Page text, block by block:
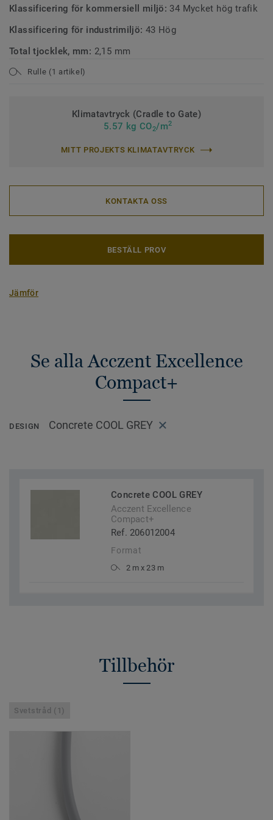
Klassificering för kommersiell miljö: 34 Mycket hög trafik
Klassificering för industrimiljö: 43 Hög
Total tjocklek, mm: 2,15 mm
Rulle (1 artikel)
Klimatavtryck (Cradle to Gate)
5.57 kg CO2/m2
MITT PROJEKTS KLIMATAVTRYCK
KONTAKTA OSS
BESTÄLL PROV
Jämför
Se alla Acczent Excellence
Compact+
DESIGN Concrete COOL GREY
Concrete COOL GREY
Acczent Excellence
Compact+
Ref. 206012004
Format
2 m x 23 m
Tillbehör
Svetstråd (1)